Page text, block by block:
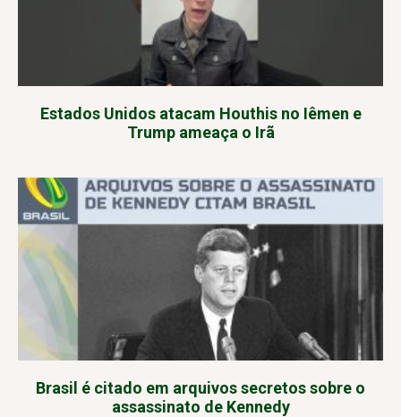
Estados Unidos atacam Houthis no Iêmen e
Trump ameaça o Irã
Brasil é citado em arquivos secretos sobre o
assassinato de Kennedy